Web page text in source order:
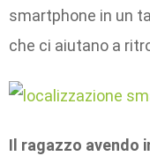
smartphone in un
che ci aiutano a
Il ragazzo avendo